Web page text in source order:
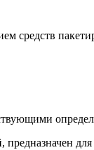
средств